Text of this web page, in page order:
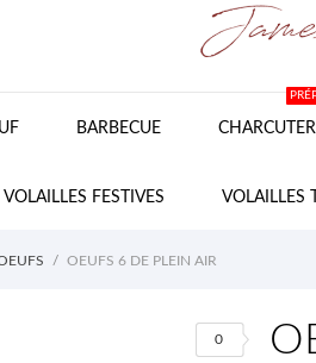
BARBECUE
VOLAILLES FESTIVES VOLAILLES
OEUFS 6 DE PLEIN AIR
0